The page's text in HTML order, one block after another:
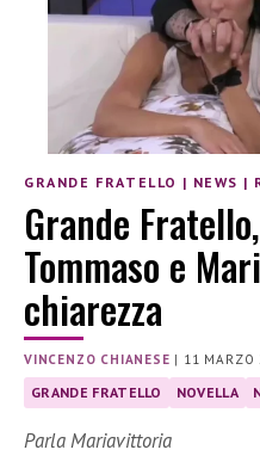
GRANDE FRATELLO | NEWS |
Grande
Tommaso e
chiarezza
VINCENZO CHIANESE | 11 MARZO
GRANDE FRATELLO NOVELLA
Parla Mariavittoria